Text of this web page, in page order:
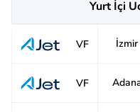
Yurt İçi
VF
VF